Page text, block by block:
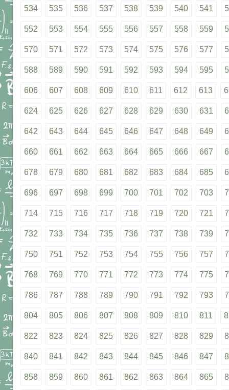
534 535 536 537 538 539 540 541
552 553 554 555 556 557 558 559
570 571 572 573 574 575 576 577
588 589 590 591 592 593 594 595
606 607 608 609 610 611 612 613
624 625 626 627 628 629 630 631
642 643 644 645 646 647 648 649
660 661 662 663 664 665 666 667
678 679 680 681 682 683 684 685
696 697 698 699 700 701 702 703
714 715 716 717 718 719 720 721
732 733 734 735 736 737 738 739
750 751 752 753 754 755 756 757
768 769 770 771 772 773 774 775
786 787 788 789 790 791 792 793
804 805 806 807 808 809 810 811
822 823 824 825 826 827 828 829
840 841 842 843 844 845 846 847
858 859 860 861 862 863 864 865